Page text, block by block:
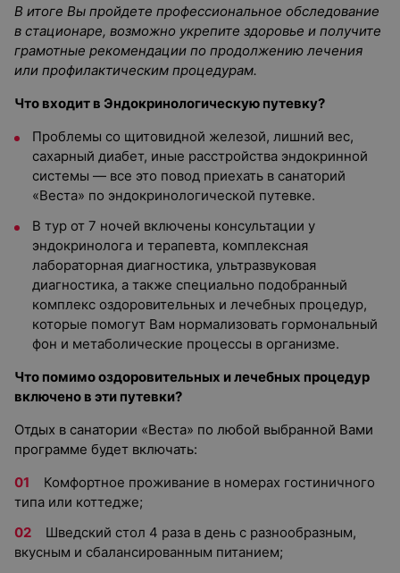
В итоге Вы пройдете профессиональное обследование
в стационаре, возможно укрепите здоровье и получите
грамотные рекомендации по продолжению лечения
или профилактическим процедурам.
Что входит в Эндокринологическую путевку?
Проблемы со щитовидной железой, лишний вес,
сахарный диабет, иные расстройства эндокринной
системы — все это повод приехать в санаторий
«Веста» по эндокринологической путевке.
В тур от 7 ночей включены консультации у
эндокринолога и терапевта, комплексная
лабораторная диагностика, ультразвуковая
диагностика, а также специально подобранный
комплекс оздоровительных и лечебных процедур,
которые помогут Вам нормализовать гормональный
фон и метаболические процессы в организме.
Что помимо оздоровительных и лечебных процедур
включено в эти путевки?
Отдых в санатории «Веста» по любой выбранной Вами
программе будет включать:
Комфортное проживание в номерах гостиничного
типа или коттедже;
Шведский стол 4 раза в день с разнообразным,
вкусным и сбалансированным питанием;